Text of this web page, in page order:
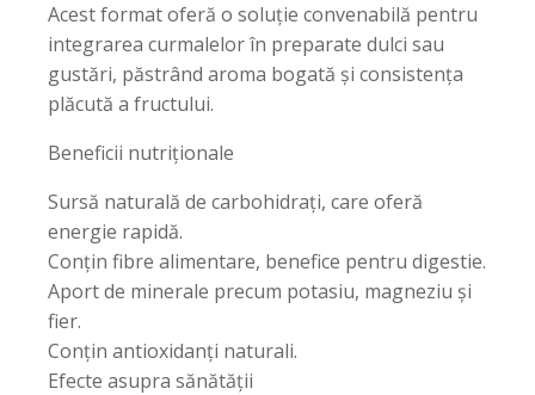
Acest format oferă o soluție convenabilă pentru
integrarea curmalelor în preparate dulci sau
gustări, păstrând aroma bogată și consistența
plăcută a fructului.
Beneficii nutriționale
Sursă naturală de carbohidrați, care oferă
energie rapidă.
Conțin fibre alimentare, benefice pentru digestie.
Aport de minerale precum potasiu, magneziu și
fier.
Conțin antioxidanți naturali.
Efecte asupra sănătății